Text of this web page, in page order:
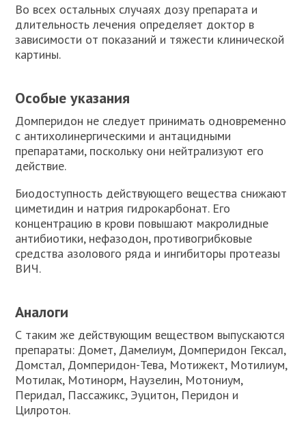
Во всех остальных случаях дозу препарата и
длительность лечения определяет доктор в
зависимости от показаний и тяжести клинической
картины.
Особые указания
Домперидон не следует принимать одновременно
с антихолинергическими и антацидными
препаратами, поскольку они нейтрализуют его
действие.
Биодоступность действующего вещества снижают
циметидин и натрия гидрокарбонат. Его
концентрацию в крови повышают макролидные
антибиотики, нефазодон, противогрибковые
средства азолового ряда и ингибиторы протеазы
ВИЧ.
Аналоги
С таким же действующим веществом выпускаются
препараты: Домет, Дамелиум, Домперидон Гексал,
Домстал, Домперидон-Тева, Мотижект, Мотилиум,
Мотилак, Мотинорм, Наузелин, Мотониум,
Перидал, Пассажикс, Эуцитон, Перидон и
Цилротон.